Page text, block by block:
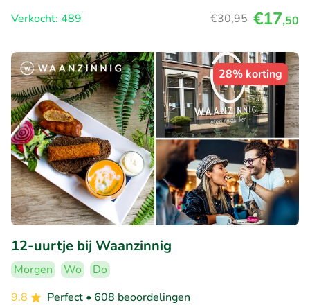
Verkocht: 489
€30,95 €17,50
28% korting
12-uurtje bij Waanzinnig
Morgen Wo
Do
9.8
Perfect • 608 beoordelingen